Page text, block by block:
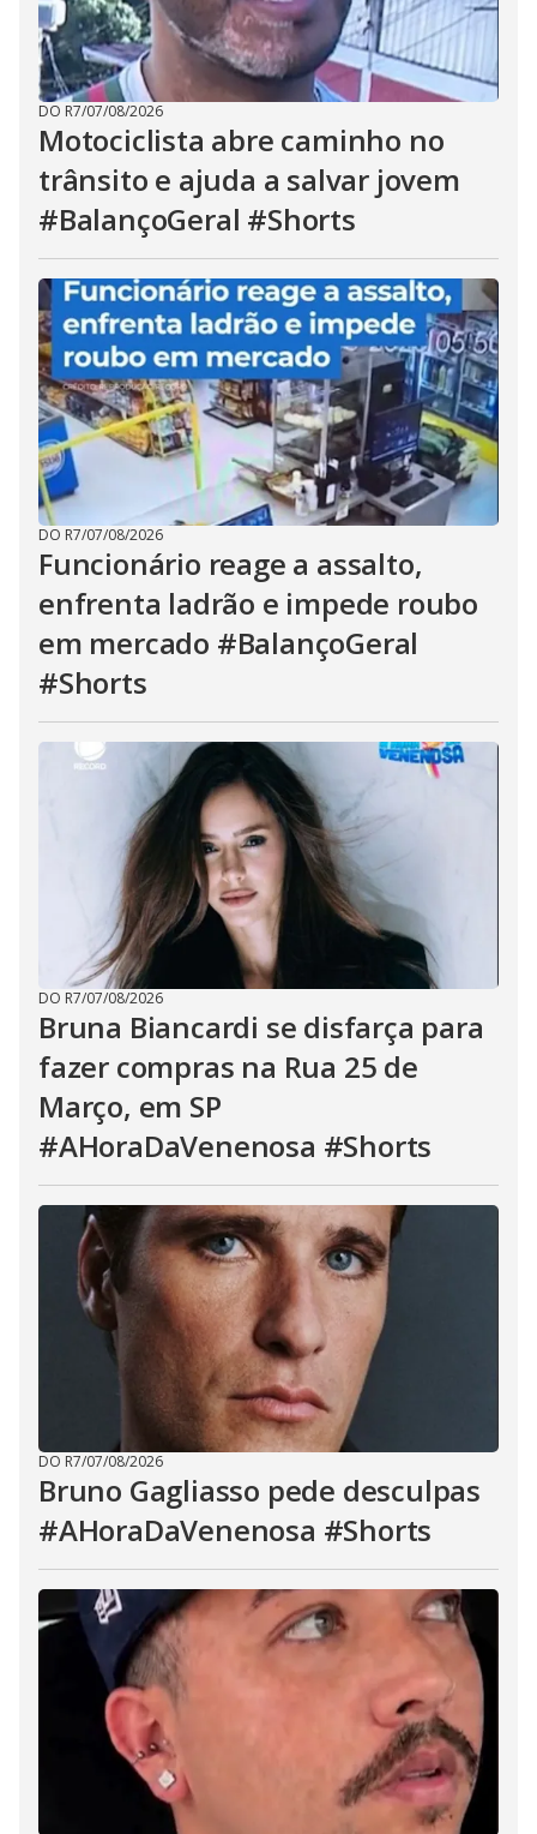
DO R7/07/08/2026
Motociclista abre caminho no
trânsito e ajuda a salvar jovem
#BalançoGeral #Shorts
DO R7/07/08/2026
Funcionário reage a assalto,
enfrenta ladrão e impede roubo
em mercado #BalançoGeral
#Shorts
DO R7/07/08/2026
Bruna Biancardi se disfarça para
fazer compras na Rua 25 de
Março, em SP
#AHoraDaVenenosa #Shorts
DO R7/07/08/2026
Bruno Gagliasso pede desculpas
#AHoraDaVenenosa #Shorts